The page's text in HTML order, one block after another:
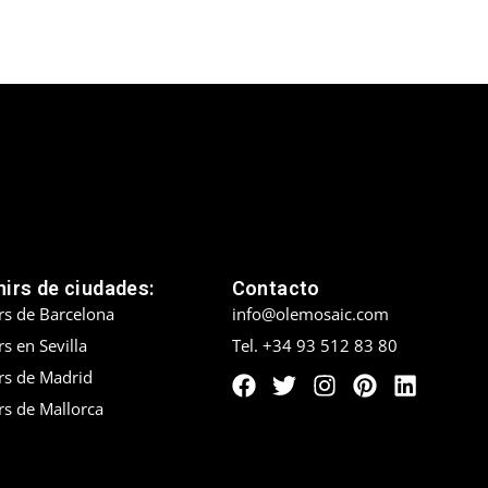
de ciudades:
de Barcelona
en Sevilla
de Madrid
de Mallorca
Contacto
info@olemosaic.com
Tel. +34 93 512 83 80